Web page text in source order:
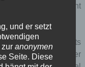
änderungen nicht
links und rechts
das kann jeder
und er setzt
anonymen
Seite. Diese